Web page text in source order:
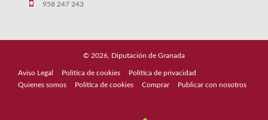
958 247 243
© 2026, Diputación de Granada
Aviso Legal Política de cookies
Política de privacidad
Quienes somos
Política de cookies Comprar Publicar con nosotros